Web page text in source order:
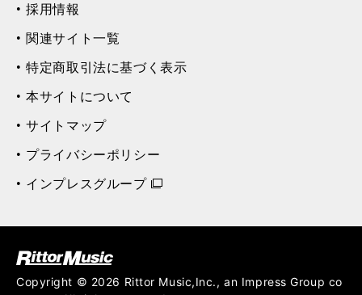
採用情報
関連サイト一覧
特定商取引法に基づく表示
本サイトについて
サイトマップ
プライバシーポリシー
インプレスグループ
ジック (Rittor Musi
Copyright © 2026 Rittor Music,Inc., an Impress Group co